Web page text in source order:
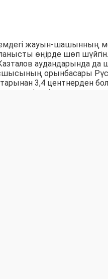
жауын-шашынның
өңірде шөп
аудандарында
орынбасары
3,4 центнерден
кіреді деп